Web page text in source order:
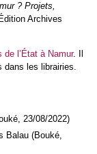
? Projets,
Archives
de l’État à Namur. Il
les librairies.
23/08/2022)
Balau (Bouké,